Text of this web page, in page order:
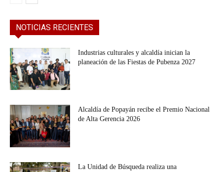
NOTICIAS RECIENTES
Industrias culturales y alcaldía inician la
planeación de las Fiestas de Pubenza 2027
Alcaldía de Popayán recibe el Premio Nacional
de Alta Gerencia 2026
La Unidad de Búsqueda realiza una